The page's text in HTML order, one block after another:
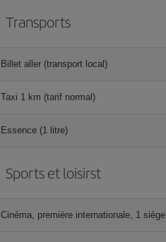
Transports
Billet aller (transport local)
Taxi 1 km (tarif normal)
Essence (1 litre)
Sports et loisirst
Cinéma, première internationale, 1 siège